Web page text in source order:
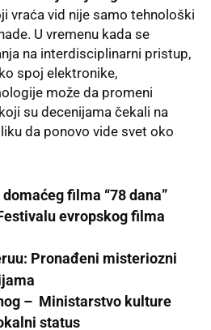
vraća vid nije samo tehnološki
U vremenu kada se
na interdisciplinarni pristup,
spoj elektronike,
može da promeni
su decenijama čekali na
da ponovo vide svet oko
filma “78 dana”
evropskog filma
Pronađeni misteriozni
– Ministarstvo kulture
status